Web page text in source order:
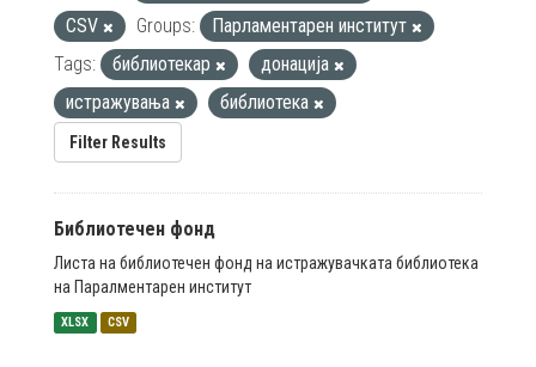
CSV
Groups:
Парламентарен институт
Tags:
библиотекар
донација
истражувања
библиотека
Filter Results
Библиотечен фонд
Листа на библиотечен фонд на истражувачката библиотека
на Паралментарен институт
XLSX CSV